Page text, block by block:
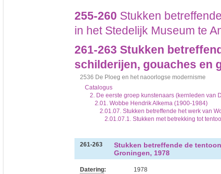
255-260 Stukken
in het Stedelijk Museum te
261-263 Stukken
schilderijen, gouaches en
2536 De Ploeg en het naoorlogse modernisme
Catalogus
2. De eerste groep kunstenaars (kernleden van
2.01. Wobbe Hendrik Alkema (1900-1984)
2.01.07. Stukken betreffende het werk van
2.01.07.1. Stukken met betrekking tot
261-263
Stukken betreffende de
Groningen, 1978
Datering:
1978